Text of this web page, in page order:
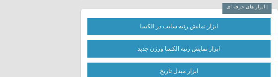
| ابزار های حرفه ای
ابزار نمایش رتبه سایت در الکسا
ابزار نمایش رتبه الکسا ورژن جدید
ابزار مبدل تاریخ